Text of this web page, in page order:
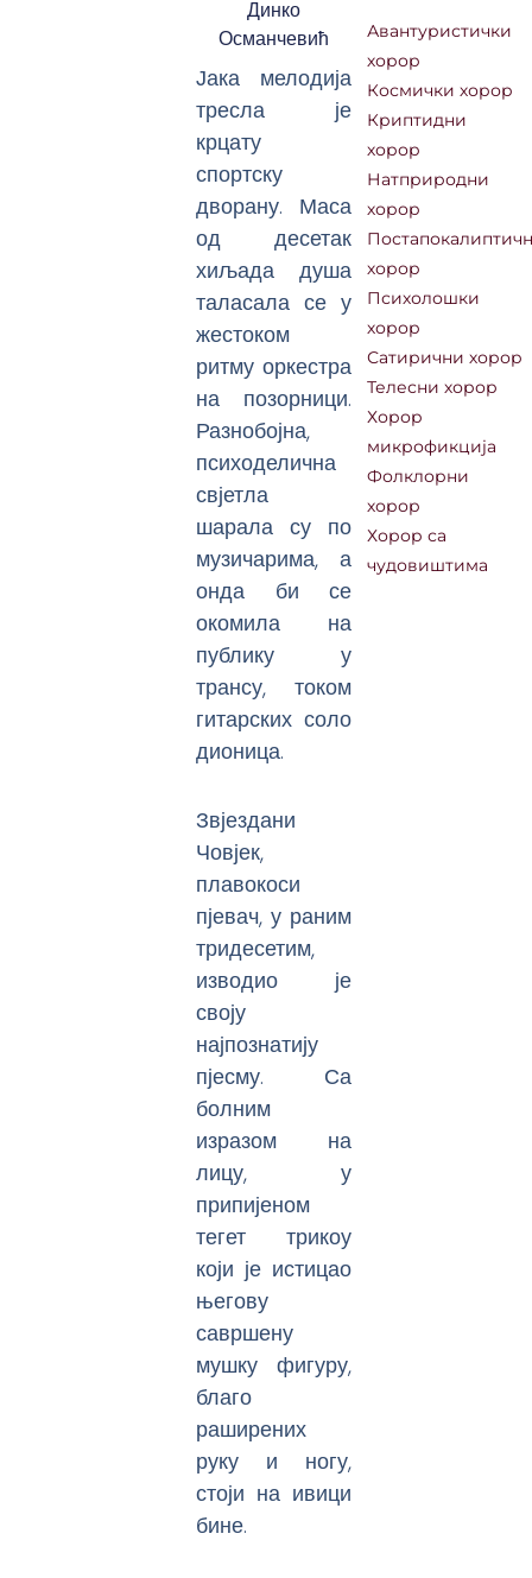
Динко
Османчевић
Јака мелодија
тресла је
крцату
спортску
дворану. Маса
од десетак
хиљада душа
таласала се у
жестоком
ритму оркестра
на позорници.
Разнобојна,
психоделична
свјетла
шарала су по
музичарима, а
онда би се
окомила на
публику у
трансу, током
гитарских соло
дионица.
Звјездани
Човјек,
плавокоси
пјевач, у раним
тридесетим,
изводио је
своју
најпознатију
пјесму. Са
болним
изразом на
лицу, у
припијеном
тегет трикоу
који је истицао
његову
савршену
мушку фигуру,
благо
раширених
руку и ногу,
стоји на ивици
бине.
Авантуристички
хорор
Космички хорор
Криптидни
хорор
Натприродни
хорор
хорор
Психолошки
хорор
Сатирични хорор
Телесни хорор
Хорор
микрофикција
Фолклорни
хорор
Хорор са
чудовиштима